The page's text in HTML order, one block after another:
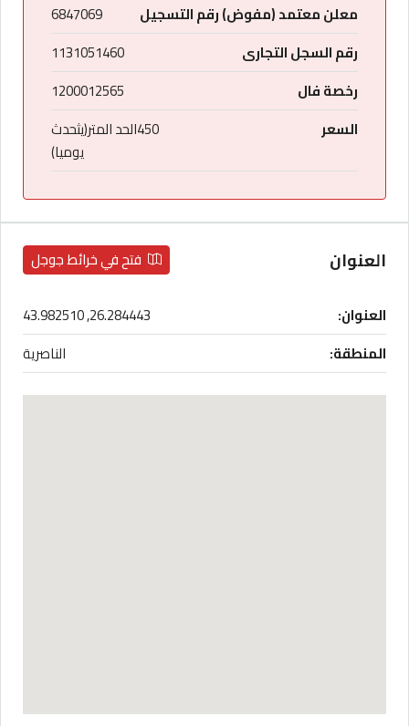
معلن معتمد (مفوض) رقم التسجيل
6847069
رقم السجل التجارى
1131051460
رخصة فال
1200012565
السعر
450الحد المتر(يثحدث
يوميا)
العنوان فتح في خرائط جوجل
العنوان:
26.284443, 43.982510
المنطقة:
الناصرية